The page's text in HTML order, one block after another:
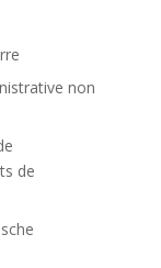
non
de